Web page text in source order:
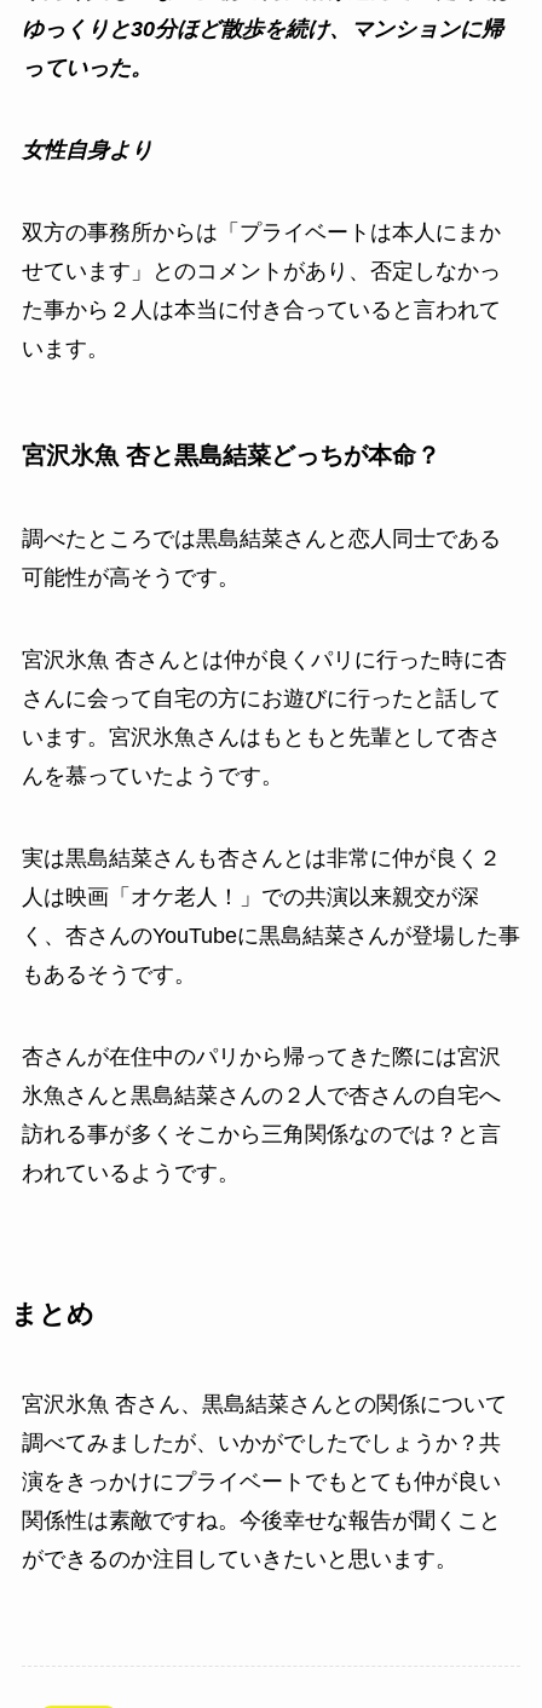
ゆっくりと30分ほど散歩を続け、マンションに帰
っていった。
女性自身より
双方の事務所からは「プライベートは本人にまか
せています」とのコメントがあり、否定しなかっ
た事から２人は本当に付き合っていると言われて
います。
宮沢氷魚 杏と黒島結菜どっちが本命？
調べたところでは黒島結菜さんと恋人同士である
可能性が高そうです。
宮沢氷魚 杏さんとは仲が良くパリに行った時に杏
さんに会って自宅の方にお遊びに行ったと話して
います。宮沢氷魚さんはもともと先輩として杏さ
んを慕っていたようです。
実は黒島結菜さんも杏さんとは非常に仲が良く２
人は映画「オケ老人！」での共演以来親交が深
く、杏さんのYouTubeに黒島結菜さんが登場した事
もあるそうです。
杏さんが在住中のパリから帰ってきた際には宮沢
氷魚さんと黒島結菜さんの２人で杏さんの自宅へ
訪れる事が多くそこから三角関係なのでは？と言
われているようです。
まとめ
宮沢氷魚 杏さん、黒島結菜さんとの関係について
調べてみましたが、いかがでしたでしょうか？共
演をきっかけにプライベートでもとても仲が良い
関係性は素敵ですね。今後幸せな報告が聞くこと
ができるのか注目していきたいと思います。